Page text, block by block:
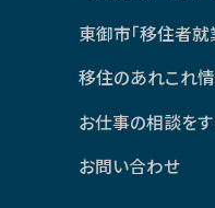
東御市「移住者就
移住のあれこれ
お仕事の相談を
お問い合わせ